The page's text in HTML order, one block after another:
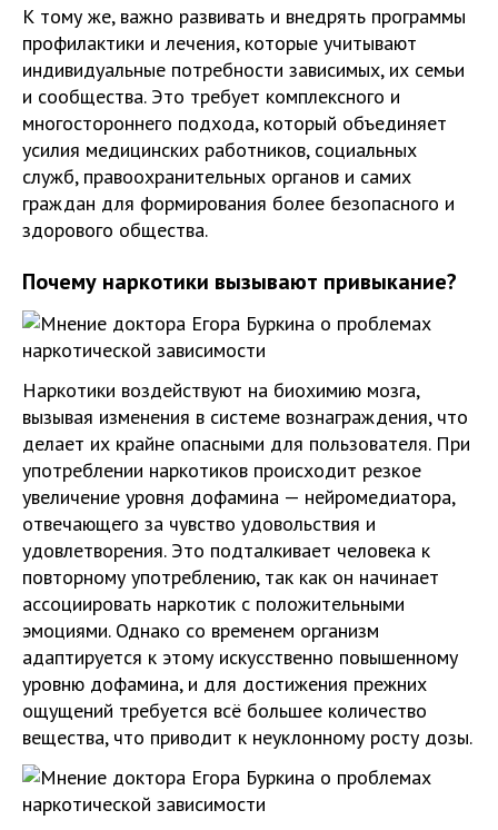
К тому же, важно развивать и внедрять программы
профилактики и лечения, которые учитывают
индивидуальные потребности зависимых, их семьи
и сообщества. Это требует комплексного и
многостороннего подхода, который объединяет
усилия медицинских работников, социальных
служб, правоохранительных органов и самих
граждан для формирования более безопасного и
здорового общества.
Почему наркотики вызывают привыкание?
Наркотики воздействуют на биохимию мозга,
вызывая изменения в системе вознаграждения, что
делает их крайне опасными для пользователя. При
употреблении наркотиков происходит резкое
увеличение уровня дофамина — нейромедиатора,
отвечающего за чувство удовольствия и
удовлетворения. Это подталкивает человека к
повторному употреблению, так как он начинает
ассоциировать наркотик с положительными
эмоциями. Однако со временем организм
адаптируется к этому искусственно повышенному
уровню дофамина, и для достижения прежних
ощущений требуется всё большее количество
вещества, что приводит к неуклонному росту дозы.